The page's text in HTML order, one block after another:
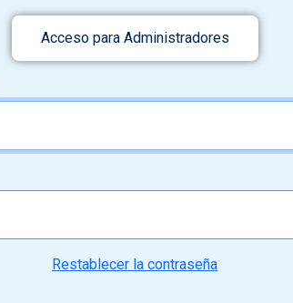
Acceso para Administradores
Restablecer la contraseña